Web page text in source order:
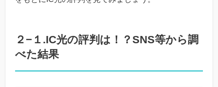
２−１.IC光の評判は！？SNS等から調
べた結果